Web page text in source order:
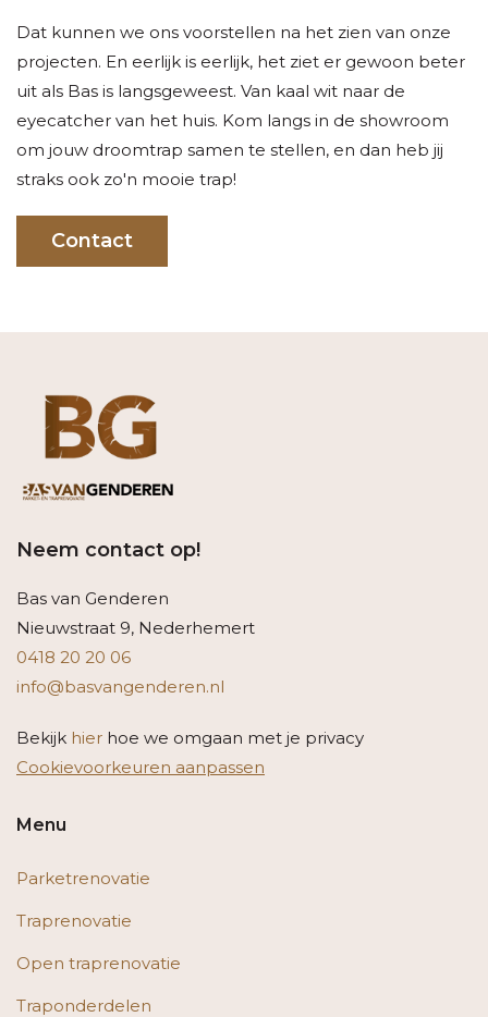
Dat kunnen we ons voorstellen na het zien van onze
projecten. En eerlijk is eerlijk, het ziet er gewoon beter
uit als Bas is langsgeweest. Van kaal wit naar de
eyecatcher van het huis. Kom langs in de showroom
om jouw droomtrap samen te stellen, en dan heb jij
straks ook zo'n mooie trap!
Contact
Neem contact op!
Bas van Genderen
Nieuwstraat 9, Nederhemert
0418 20 20 06
info@basvangenderen.nl
Bekijk hier hoe we omgaan met je privacy
Cookievoorkeuren aanpassen
Menu
Parketrenovatie
Traprenovatie
Open traprenovatie
Traponderdelen